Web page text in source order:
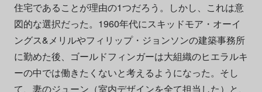
住宅であることが理由の1つだろう。しかし、これは意
図的な選択だった。1960年代にスキッドモア・オーイ
ングス&メリルやフィリップ・ジョンソンの建築事務所
に勤めた後、ゴールドフィンガーは大組織のヒエラルキ
ーの中では働きたくないと考えるようになった。そし
て、妻のジューン（室内デザインを全て担当した）と、